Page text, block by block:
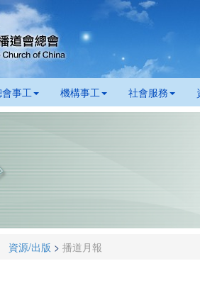
事工 機構事工 社會服務
資源/出版 > 播道月報